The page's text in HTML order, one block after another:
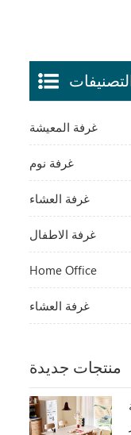
غرفة المعيشة
غرفة نوم
غرفة العشاء
غرفة الاطفال
Home Office
غرفة العشاء
منتجات جديدة